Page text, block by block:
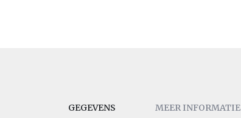
GEGEVENS MEER INFORMATIE